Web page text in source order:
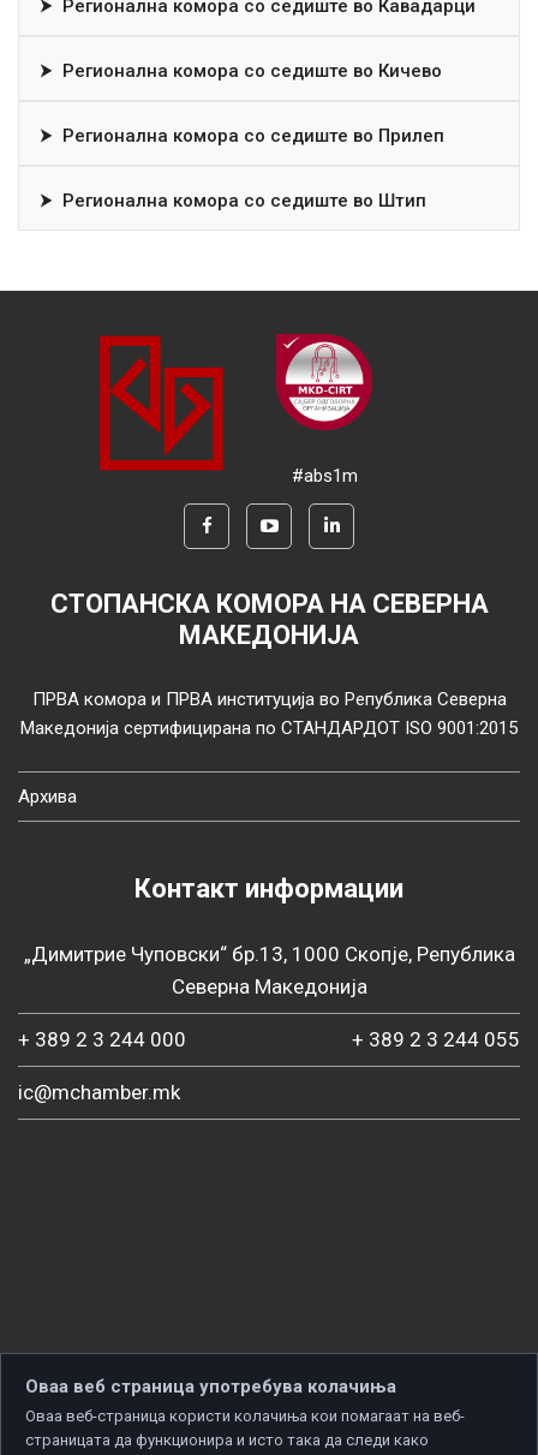
⮞ Регионална комора со седиште во Кавадарци
⮞ Регионална комора со седиште во Кичево
⮞ Регионална комора со седиште во Прилеп
⮞ Регионална комора со седиште во Штип
#abs1m
СТОПАНСКА КОМОРА НА СЕВЕРНА
МАКЕДОНИЈА
ПРВА комора и ПРВА институција во Република Северна
Македонија сертифицирана по СТАНДАРДОТ ISO 9001:2015
Архива
Контакт информации
„Димитрие Чуповски“ бр.13, 1000 Скопје, Република
Северна Македонија
+ 389 2 3 244 000 + 389 2 3 244 055
ic@mchamber.mk
Оваа веб страница употребува колачиња
Оваа веб-страница користи колачиња кои помагаат на веб-
страницата да функционира и исто така да следи како